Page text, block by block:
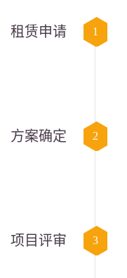
租赁申请 1
方案确定 2
项目评审 3